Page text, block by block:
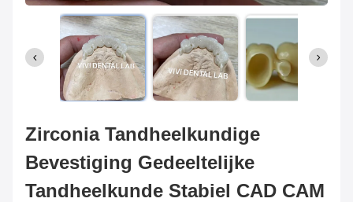
Zirconia Tandheelkundige
Bevestiging Gedeeltelijke
Tandheelkunde Stabiel CAD CAM